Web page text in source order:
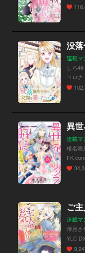
連載マ
しろ
コロナ
連載マ
椎名咲
FK
連載マ
倖月さ
YLC